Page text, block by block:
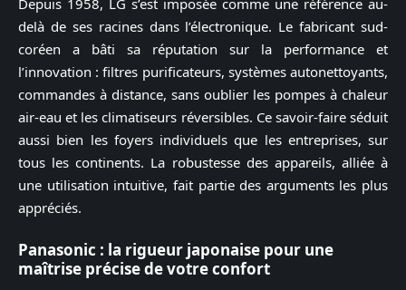
Depuis 1958, LG s’est imposée comme une référence au-
delà de ses racines dans l’électronique. Le fabricant sud-
coréen a bâti sa réputation sur la performance et
l’innovation : filtres purificateurs, systèmes autonettoyants,
commandes à distance, sans oublier les pompes à chaleur
air-eau et les climatiseurs réversibles. Ce savoir-faire séduit
aussi bien les foyers individuels que les entreprises, sur
tous les continents. La robustesse des appareils, alliée à
une utilisation intuitive, fait partie des arguments les plus
appréciés.
Panasonic : la rigueur japonaise pour une
maîtrise précise de votre confort